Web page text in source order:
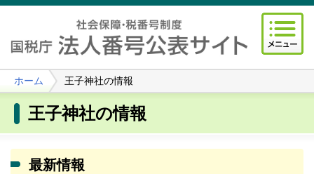
ホーム 王子神社の情報
王子神社の情報
最新情報